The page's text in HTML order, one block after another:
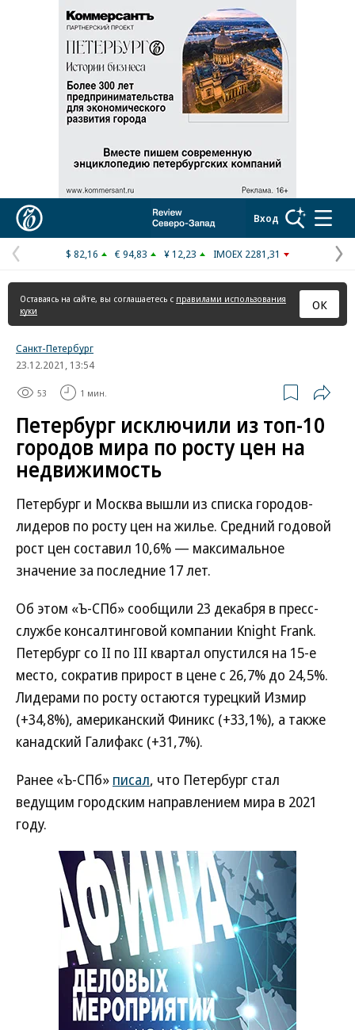
Реклама в «Ъ» www.kommersant.ru/ad
Вход
Предыдущая
страница
$ 82,16 € 94,83 ¥ 12,23 IMOEX 2281,31
Оставаясь на сайте, вы соглашаетесь с правилами использования
куки
ОК
Санкт-Петербург
23.12.2021, 13:54
53 1 мин.
Петербург исключили из топ-10
городов мира по росту цен на
недвижимость
Петербург и Москва вышли из списка городов-
лидеров по росту цен на жилье. Средний годовой
рост цен составил 10,6% — максимальное
значение за последние 17 лет.
Об этом «Ъ-СПб» сообщили 23 декабря в пресс-
службе консалтинговой компании Knight Frank.
Петербург со II по III квартал опустился на 15-е
место, сократив прирост в цене с 26,7% до 24,5%.
Лидерами по росту остаются турецкий Измир
(+34,8%), американский Финикс (+33,1%), а также
канадский Галифакс (+31,7%).
Ранее «Ъ-СПб» писал, что Петербург стал
ведущим городским направлением мира в 2021
году.